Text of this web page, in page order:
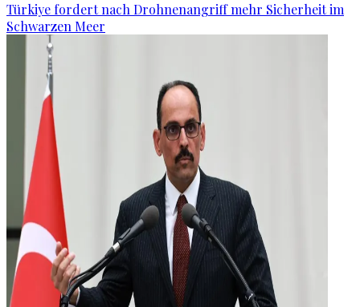
Türkiye fordert nach Drohnenangriff mehr Sicherheit im
Schwarzen Meer